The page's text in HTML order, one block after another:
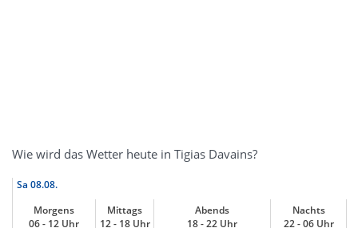
Wie wird das Wetter heute in Tigias Davains?
Sa 08.08.
Morgens
06 - 12 Uhr
Mittags
12 - 18 Uhr
Abends
18 - 22 Uhr
Nachts
22 - 06 Uhr